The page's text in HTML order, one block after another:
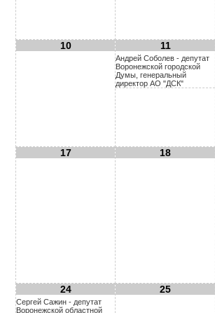
10 11
Андрей Соболев - депутат
Воронежской городской
Думы, генеральный
директор АО "ДСК"
17 18
24
Сергей Сажин - депутат
Воронежской областной
25